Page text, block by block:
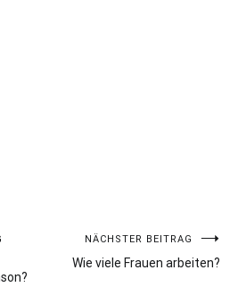
NÄCHSTER BEITRAG
Wie viele Frauen arbeiten?